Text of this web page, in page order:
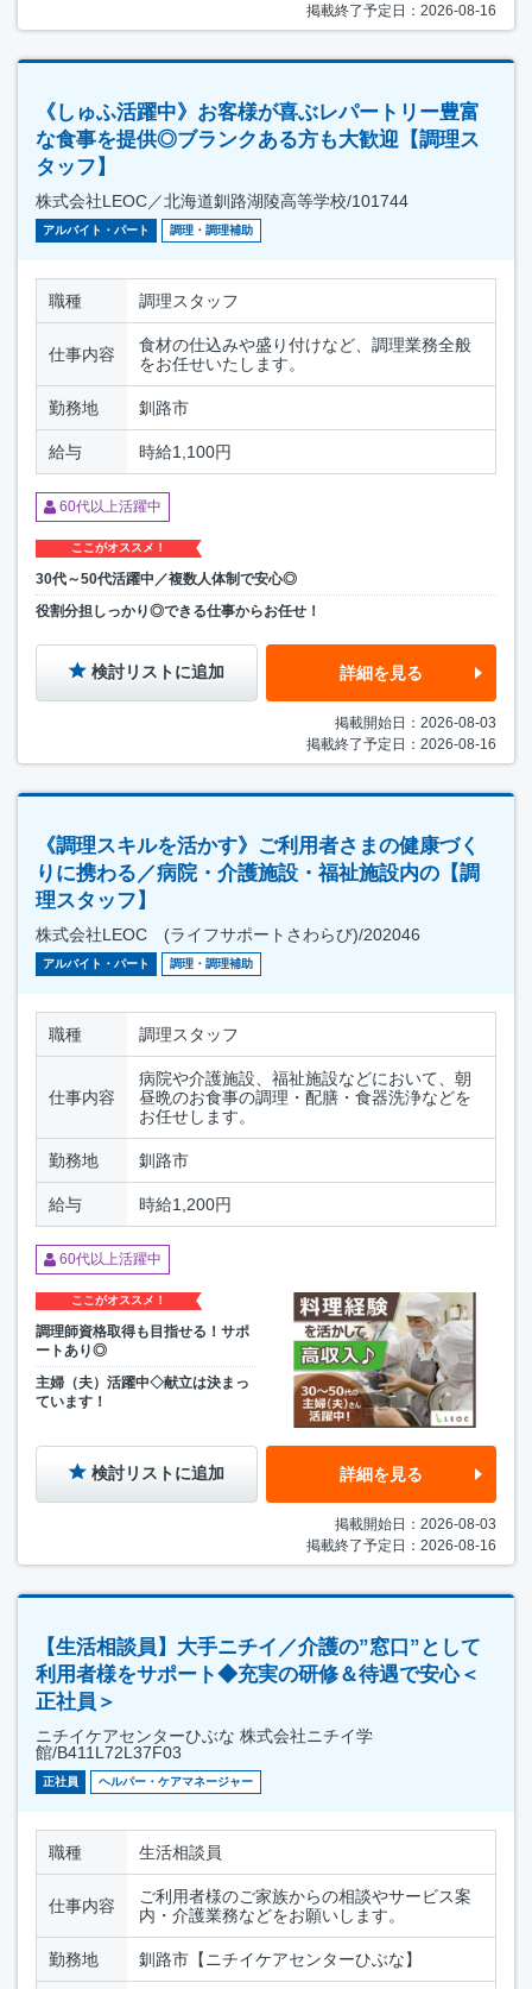
掲載終了予定日：2026-08-16
《しゅふ活躍中》お客様が喜ぶレパートリー豊富
な食事を提供◎ブランクある方も大歓迎【調理ス
タッフ】
株式会社LEOC／北海道釧路湖陵高等学校/101744
アルバイト・パート 調理・調理補助
職種 調理スタッフ
仕事内容
食材の仕込みや盛り付けなど、調理業務全般
をお任せいたします。
勤務地 釧路市
給与 時給1,100円
60代以上活躍中
ここがオススメ！
30代～50代活躍中／複数人体制で安心◎
役割分担しっかり◎できる仕事からお任せ！
検討リストに追加 詳細を見る
掲載開始日：2026-08-03
掲載終了予定日：2026-08-16
《調理スキルを活かす》ご利用者さまの健康づく
りに携わる／病院・介護施設・福祉施設内の【調
理スタッフ】
株式会社LEOC (ライフサポートさわらび)/202046
アルバイト・パート 調理・調理補助
職種 調理スタッフ
仕事内容
病院や介護施設、福祉施設などにおいて、朝
昼晩のお食事の調理・配膳・食器洗浄などを
お任せします。
勤務地 釧路市
給与 時給1,200円
60代以上活躍中
ここがオススメ！
調理師資格取得も目指せる！サポ
ートあり◎
主婦（夫）活躍中◇献立は決まっ
ています！
検討リストに追加 詳細を見る
掲載開始日：2026-08-03
掲載終了予定日：2026-08-16
【生活相談員】大手ニチイ／介護の”窓口”として
利用者様をサポート◆充実の研修＆待遇で安心＜
正社員＞
ニチイケアセンターひぶな 株式会社ニチイ学
館/B411L72L37F03
正社員 ヘルパー・ケアマネージャー
職種 生活相談員
仕事内容
ご利用者様のご家族からの相談やサービス案
内・介護業務などをお願いします。
勤務地 釧路市【ニチイケアセンターひぶな】